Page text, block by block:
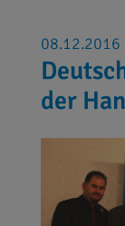
08.12.2016
der